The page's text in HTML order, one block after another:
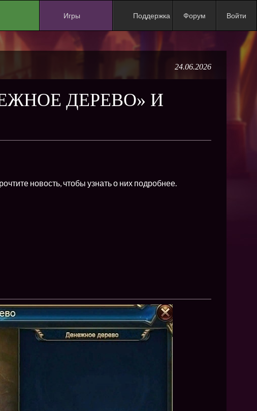
Игры
NEW
NEW
HIT
Поддержка Форум Войти
24.06.2026
ДЕРЕВО» И
новость, чтобы узнать о них подробнее.